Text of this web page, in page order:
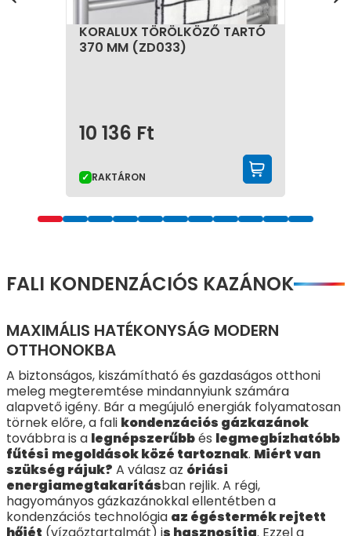
KORALUX TÖRÖLKÖZŐ TARTÓ
370 MM (ZD033)
10 136 Ft
RAKTÁRON
FALI KONDENZÁCIÓS KAZÁNOK
MAXIMÁLIS HATÉKONYSÁG MODERN
OTTHONOKBA
A biztonságos, kiszámítható és gazdaságos otthoni
meleg megteremtése mindannyiunk számára
alapvető igény. Bár a megújuló energiák folyamatosan
törnek előre, a fali kondenzációs gázkazánok
továbbra is a legnépszerűbbés legmegbízhatóbb
fűtési megoldások közé tartoznak. Miért van
szükség rájuk? A válasz az óriási
energiamegtakarításban rejlik. A régi,
hagyományos gázkazánokkal ellentétben a
kondenzációs technológia az égéstermék rejtett
hőjét (vízgőztartalmát) is hasznosítja. Ezzel a